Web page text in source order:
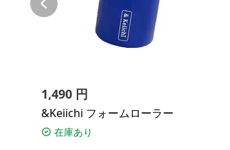
1,490 円
&Keiichi フォームローラー
在庫あり